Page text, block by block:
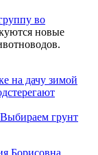
во
новые
на дачу зимой
Выбираем грунт